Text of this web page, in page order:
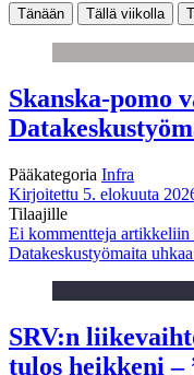
Tänään Tällä viikolla
Skanska-pomo
Pääkategoria Infra
Kirjoitettu 5. elokuuta
Tilaajille
Ei kommentteja artikkeliin
Datakeskustyömaita
SRV:n
tulos heikkeni